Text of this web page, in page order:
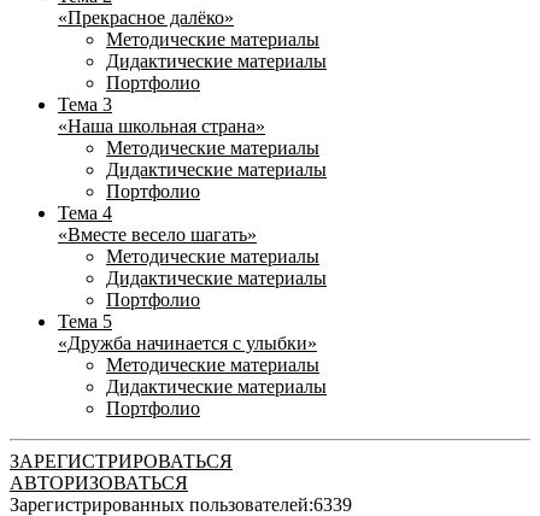
«Прекрасное далёко»
Методические материалы
Дидактические материалы
Портфолио
Тема 3
«Наша школьная страна»
Методические материалы
Дидактические материалы
Портфолио
Тема 4
«Вместе весело шагать»
Методические материалы
Дидактические материалы
Портфолио
Тема 5
«Дружба начинается с улыбки»
Методические материалы
Дидактические материалы
Портфолио
ЗАРЕГИСТРИРОВАТЬСЯ
АВТОРИЗОВАТЬСЯ
Зарегистрированных пользователей:6339